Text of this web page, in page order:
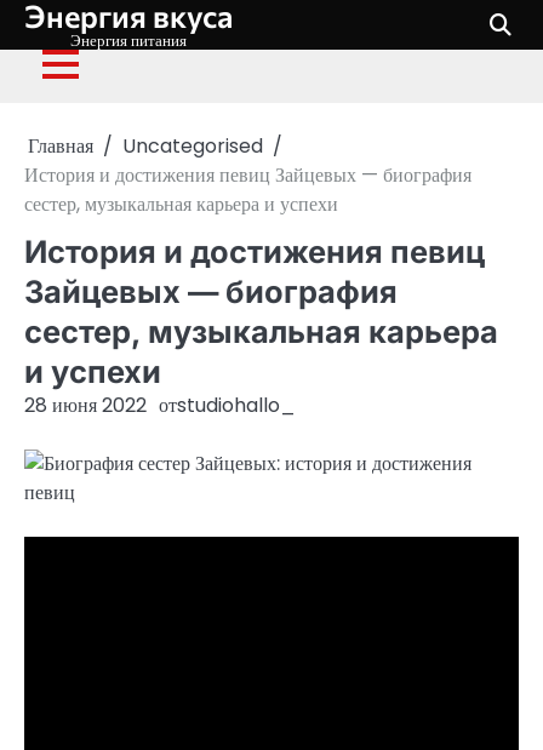
Перейти
содержимому
Энергия вкуса
Энергия питания
Главная
Uncategorised
История и достижения певиц Зайцевых — биография
сестер, музыкальная карьера и успехи
История и достижения певиц
Зайцевых — биография
сестер, музыкальная карьера
и успехи
28 июня 2022 отstudiohallo_